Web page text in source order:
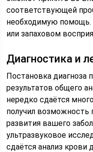
соответствующей
необходимую помощь.
или запаховом
Диагностика и
Постановка диагноза
результатов общего
нередко сдаётся
получил
развития вашего
ультразвуковое
сдаётся анализ крови